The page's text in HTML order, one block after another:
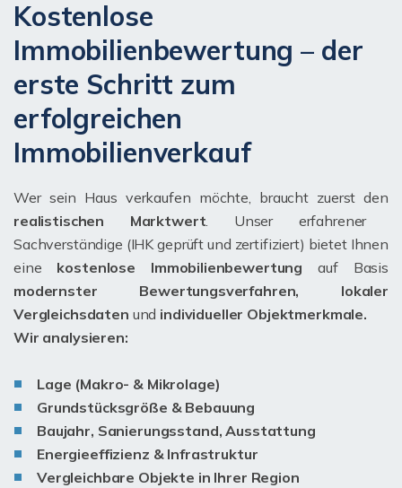
Kostenlose
Immobilienbewertung – der
erste Schritt zum
erfolgreichen
Immobilienverkauf
Wer sein Haus verkaufen möchte, braucht zuerst den
realistischen Marktwert. Unser erfahrener
Sachverständige (IHK geprüft und zertifiziert) bietet Ihnen
eine kostenlose Immobilienbewertung auf Basis
modernster Bewertungsverfahren, lokaler
Vergleichsdaten und individueller Objektmerkmale.
Wir analysieren:
Lage (Makro- & Mikrolage)
Grundstücksgröße & Bebauung
Baujahr, Sanierungsstand, Ausstattung
Energieeffizienz & Infrastruktur
Vergleichbare Objekte in Ihrer Region